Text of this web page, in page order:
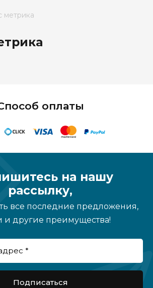
метрика
оплаты
на нашу
рассылку,
все последние предложения,
и другие преимущества!
Подписаться